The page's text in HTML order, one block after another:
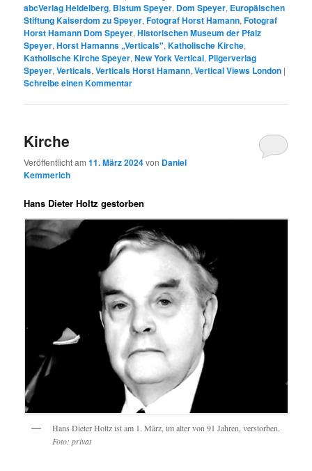
abcVerlag Heidelberg, Bistum Speyer, Dom Speyer, Europäischen
Stiftung Kaiserdom zu Speyer,Fotograf Horst Hamann,Fotograf
Horst Hamann Dom Speyer,Historischen Museum der Pfalz
Speyer,Horst Hamanns „Verticals",Katholische Kirche,
Katholische Kirche Speyer,New York Vertical, Pilgerverlag
Speyer,Verticals,Verticals Horst Hamann,Vertical Views London |
Schreibe einen Kommentar
Kirche
Veröffentlicht am11. März 2024von Daniel
Kemmerich
Hans Dieter Holtz gestorben
Hans Dieter Holtz ist am 1. März, im alter von 91 Jahren, verstorben.
Foto: privat